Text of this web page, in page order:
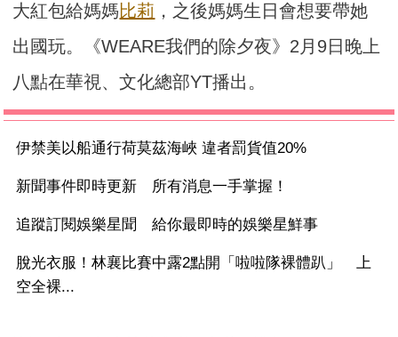
大紅包給媽媽比莉 ，之後媽媽生日會想要帶她
出國玩。《WEARE我們的除夕夜》2月9日晚上
八點在華視、文化總部YT播出。
伊禁美以船通行荷莫茲海峽 違者罰貨值20%
新聞事件即時更新 所有消息一手掌握！
追蹤訂閱娛樂星聞 給你最即時的娛樂星鮮事
脫光衣服！林襄比賽中露2點開「啦啦隊裸體趴」 上
空全裸...